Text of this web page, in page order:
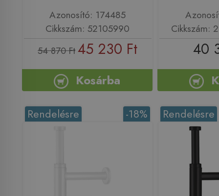
Azonosító: 174485
Cikkszám: 52105990
54 870 Ft45 230 Ft
Kosárba
Cikkszám:
40
-18%
Rendelésre Rendelésre